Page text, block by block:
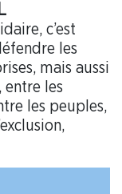
c’est
les
mais aussi
entre les
les peuples,